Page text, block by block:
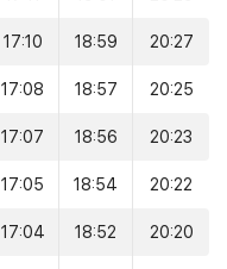
17:10 18:59 20:27
17:08 18:57 20:25
17:07 18:56 20:23
17:05 18:54 20:22
17:04 18:52 20:20